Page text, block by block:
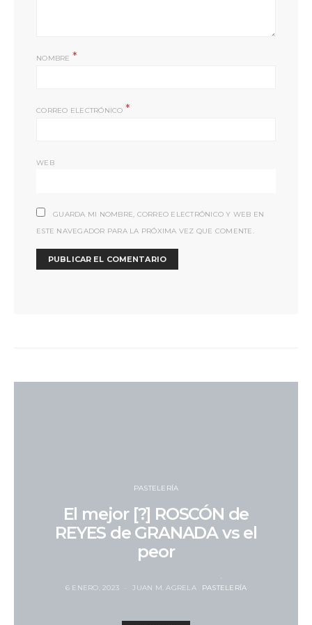
NOMBRE *
CORREO ELECTRÓNICO *
WEB
GUARDA MI NOMBRE, CORREO ELECTRÓNICO Y WEB EN
ESTE NAVEGADOR PARA LA PRÓXIMA VEZ QUE COMENTE.
PASTELERÍA
El mejor [?] ROSCÓN de
REYES de GRANADA vs el
peor
6 ENERO, 2023 JUAN M. AGRELA PASTELERÍA